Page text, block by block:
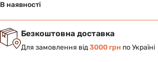
В наявності
Безкоштовна доставка
Для замовлення від3000 грн по Україні